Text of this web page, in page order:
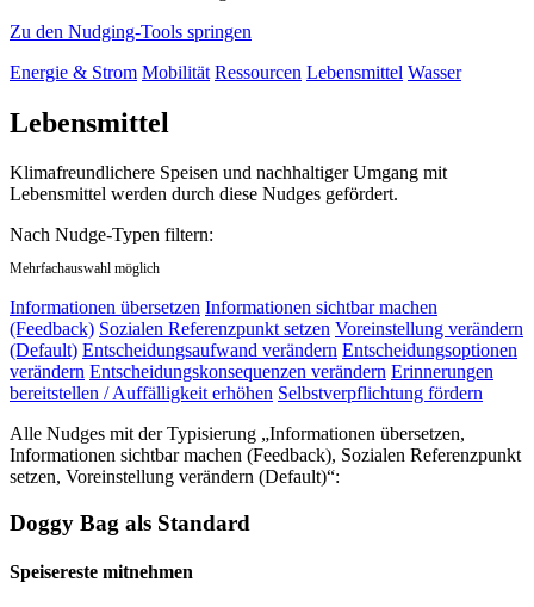
Zu den Nudging-Tools springen
Energie & Strom Mobilität Ressourcen Lebensmittel Wasser
Lebensmittel
Klimafreundlichere Speisen und nachhaltiger Umgang mit
Lebensmittel werden durch diese Nudges gefördert.
Nach Nudge-Typen filtern:
Mehrfachauswahl möglich
Informationen übersetzen Informationen sichtbar machen
(Feedback) Sozialen Referenzpunkt setzen Voreinstellung verändern
(Default) Entscheidungsaufwand verändern Entscheidungsoptionen
verändern Entscheidungskonsequenzen verändern Erinnerungen
bereitstellen / Auffälligkeit erhöhen Selbstverpflichtung fördern
Alle Nudges mit der Typisierung „Informationen übersetzen,
Informationen sichtbar machen (Feedback), Sozialen Referenzpunkt
setzen, Voreinstellung verändern (Default)“:
Doggy Bag als Standard
Speisereste mitnehmen